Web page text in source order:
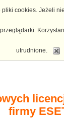
firmy
cookies. Jeżeli
utrudnione.